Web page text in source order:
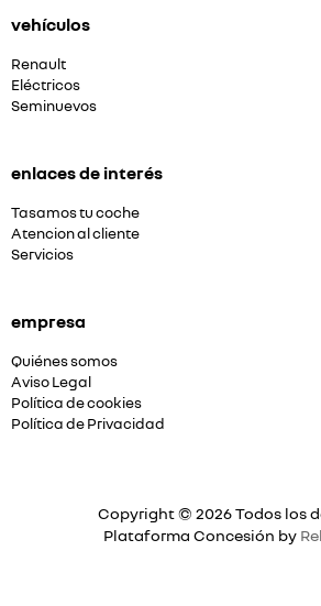
vehículos
Renault
Eléctricos
Seminuevos
enlaces de interés
Tasamos tu coche
Atencion al cliente
Servicios
empresa
Quiénes somos
Aviso Legal
Política de cookies
Política de Privacidad
Copyright © 2026 Todos los
Plataforma Concesión by